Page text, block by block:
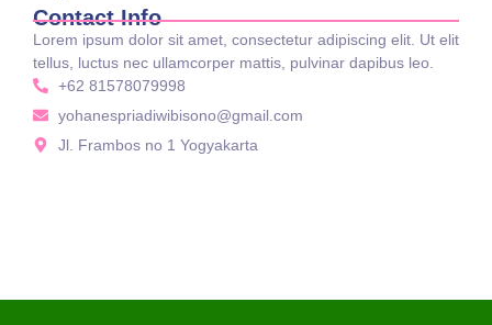
Contact Info
Lorem ipsum dolor sit amet, consectetur adipiscing elit. Ut elit
tellus, luctus nec ullamcorper mattis, pulvinar dapibus leo.
+62 81578079998
yohanespriadiwibisono@gmail.com
Jl. Frambos no 1 Yogyakarta